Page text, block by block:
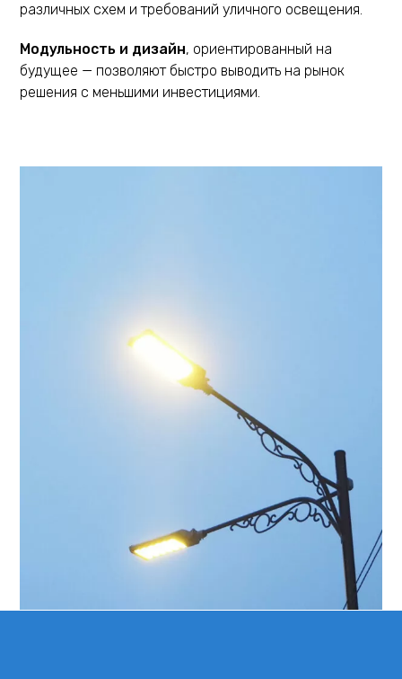
различных схем и требований уличного освещения.
Модульность и дизайн, ориентированный на
будущее — позволяют быстро выводить на рынок
решения с меньшими инвестициями.